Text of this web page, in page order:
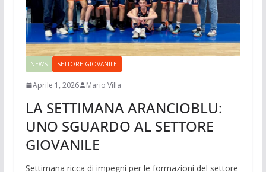
NEWS SETTORE GIOVANILE
Aprile 1, 2026 Mario Villa
LA SETTIMANA ARANCIOBLU:
UNO SGUARDO AL SETTORE
GIOVANILE
Settimana ricca di impegni per le formazioni del settore